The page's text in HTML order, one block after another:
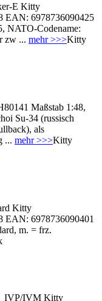
E Kitty
EAN: 6978736090425
NATO-Codename:
zw ... mehr >>>Kitty
Maßstab 1:48,
Su-34 (russisch
als
... mehr >>>Kitty
Kitty
EAN: 6978736090401
m. = frz.
IVP/IVM Kitty